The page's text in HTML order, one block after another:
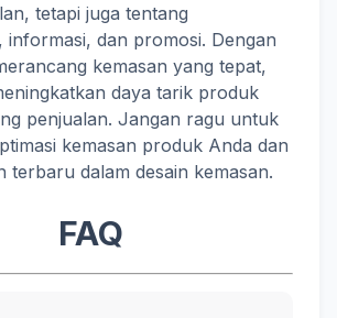
tetapi juga tentang
informasi, dan promosi. Dengan
kemasan yang tepat,
daya tarik produk
penjualan. Jangan ragu untuk
kemasan produk Anda dan
terbaru dalam desain kemasan.
FAQ